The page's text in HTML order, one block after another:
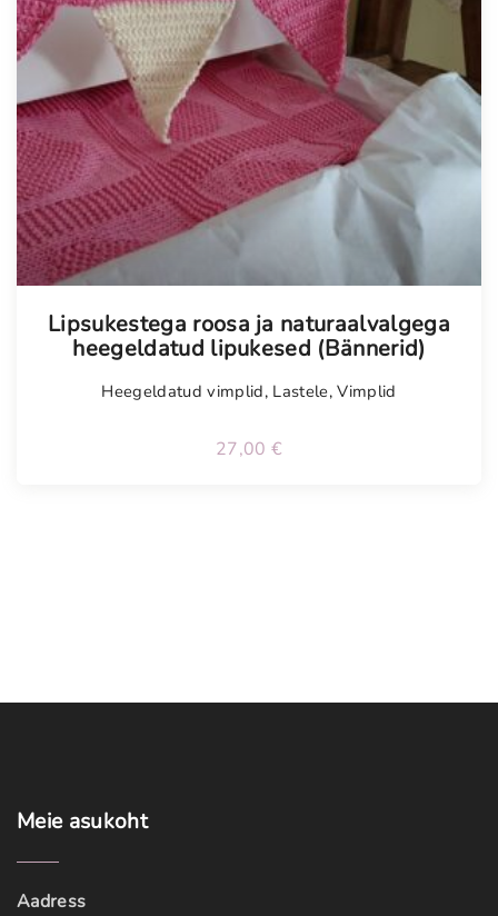
Lipsukestega roosa ja naturaalvalgega
heegeldatud lipukesed (Bännerid)
Heegeldatud vimplid, Lastele,Vimplid
27,00 €
Meie asukoht
Aadress